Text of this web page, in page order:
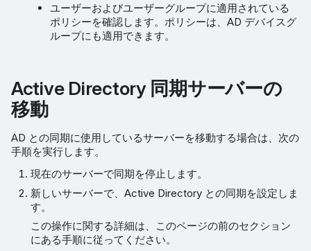
ユーザーおよびユーザーグループに適用されている
ポリシーを確認します。ポリシーは、AD デバイスグ
ループにも適用できます。
Active Directory 同期サーバーの
移動
AD との同期に使用しているサーバーを移動する場合は、次の
手順を実行します。
現在のサーバーで同期を停止します。
新しいサーバーで、Active Directory との同期を設定しま
す。
この操作に関する詳細は、このページの前のセクション
にある手順に従ってください。